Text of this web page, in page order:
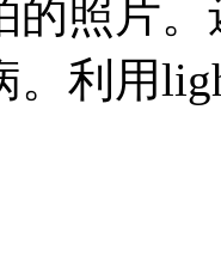
的照片
。利用